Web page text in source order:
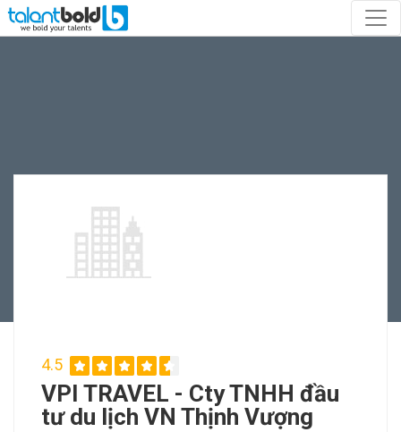
4.5
VPI TRAVEL - Cty TNHH đầu
tư du lịch VN Thịnh Vượng